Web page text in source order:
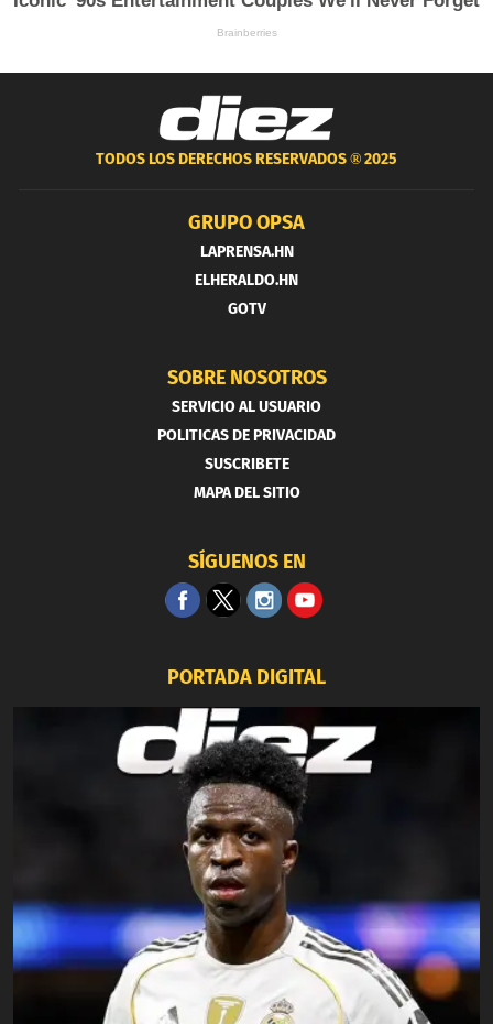
TODOS LOS DERECHOS RESERVADOS ®2025
GRUPO OPSA
LAPRENSA.HN
ELHERALDO.HN
GOTV
SOBRE NOSOTROS
SERVICIO AL USUARIO
POLITICAS DE PRIVACIDAD
SUSCRIBETE
MAPA DEL SITIO
SÍGUENOS EN
PORTADA DIGITAL